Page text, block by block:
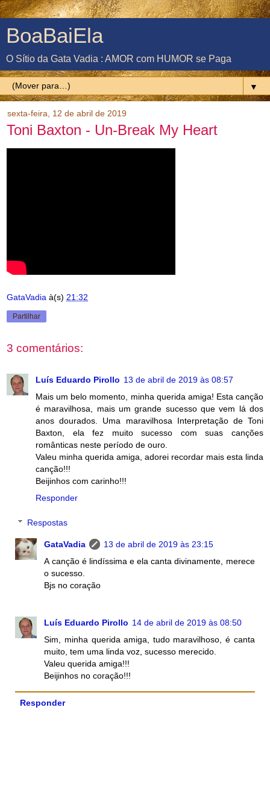
BoaBaiEla
O Sítio da Gata Vadia : AMOR com HUMOR se Paga
▼
sexta-feira, 12 de abril de 2019
Toni Baxton - Un-Break My Heart
GataVadia à(s) 21:32
Partilhar
3 comentários:
Luís Eduardo Pirollo 13 de abril de 2019 às 08:57
Mais um belo momento, minha querida amiga! Esta canção
é maravilhosa, mais um grande sucesso que vem lá dos
anos dourados. Uma maravilhosa Interpretação de Toni
Baxton, ela fez muito sucesso com suas canções
românticas neste período de ouro.
Valeu minha querida amiga, adorei recordar mais esta linda
canção!!!
Beijinhos com carinho!!!
Responder
Respostas
GataVadia
13 de abril de 2019 às 23:15
A canção é lindíssima e ela canta divinamente, merece
o sucesso.
Bjs no coração
Luís Eduardo Pirollo 14 de abril de 2019 às 08:50
Sim, minha querida amiga, tudo maravilhoso, é canta
muito, tem uma linda voz, sucesso merecido.
Valeu querida amiga!!!
Beijinhos no coração!!!
Responder